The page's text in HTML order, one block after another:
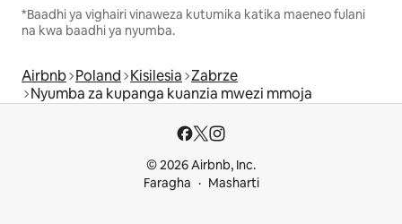
*Baadhi ya vighairi vinaweza kutumika katika maeneo fulani
na kwa baadhi ya nyumba.
Airbnb Poland Kisilesia Zabrze
Nyumba za kupanga kuanzia mwezi mmoja
© 2026 Airbnb, Inc.
Faragha
Masharti